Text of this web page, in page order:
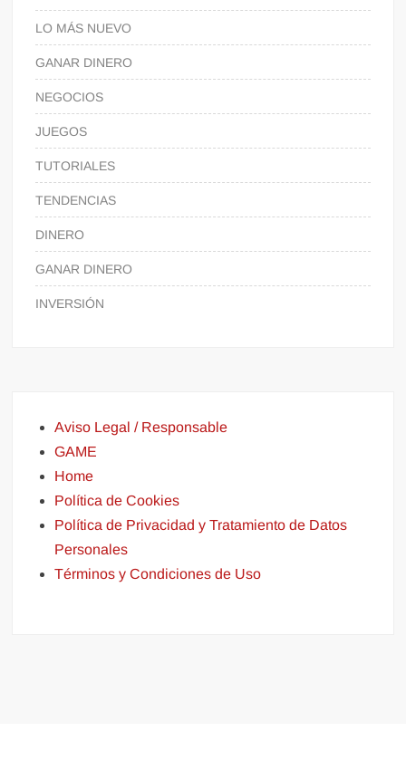
LO MÁS NUEVO
GANAR DINERO
NEGOCIOS
JUEGOS
TUTORIALES
TENDENCIAS
DINERO
GANAR DINERO
INVERSIÓN
Aviso Legal / Responsable
GAME
Home
Política de Cookies
Política de Privacidad y Tratamiento de Datos
Personales
Términos y Condiciones de Uso